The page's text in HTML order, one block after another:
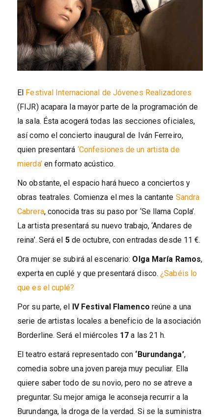
El Festival Internacional de Jóvenes Realizadores
(FIJR) acapara la mayor parte de la programación de
la sala. Ésta acogerá todas las secciones oficiales,
así como el concierto inaugural de Iván Ferreiro,
quien presentará ‘Confesiones de un artista de
mierda’en formato acústico.
No obstante, el espacio hará hueco a conciertos y
obras teatrales. Comienza el mes la cantante Sandra
Cabrera, conocida tras su paso por ‘Se llama Copla’.
La artista presentará su nuevo trabajo, ‘Andares de
reina’. Será el 5de octubre, con entradas desde 11 €.
Ora mujer se subirá al escenario: Olga María Ramos,
experta en cuplé y que presentará disco.¿Sabéis lo
que es el cuplé?
Por su parte, el IV Festival Flamenco reúne a una
serie de artistas locales a beneficio de la asociación
Borderline. Será el miércoles 17 a las 21 h.
El teatro estará representado con ‘Burundanga’,
comedia sobre una joven pareja muy peculiar. Ella
quiere saber todo de su novio, pero no se atreve a
preguntar. Su mejor amiga le aconseja recurrir a la
Burundanga, la droga de la verdad. Si se la suministra